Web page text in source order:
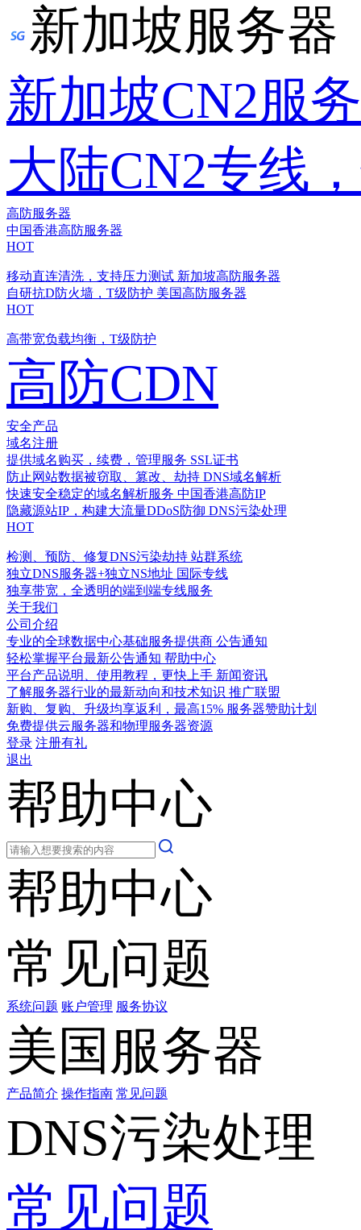
新加坡服务器
新加坡CN2服
大陆CN2专线
高防服务器
中国香港高防服务器
HOT
移动直连清洗，支持压力测试 新加坡高防服务器
自研抗D防火墙，T级防护 美国高防服务器
HOT
高带宽负载均衡，T级防护
高防CDN
安全产品
域名注册
提供域名购买，续费，管理服务 SSL证书
防止网站数据被窃取、篡改、劫持 DNS域名解析
快速安全稳定的域名解析服务 中国香港高防IP
隐藏源站IP，构建大流量DDoS防御 DNS污染处理
HOT
检测、预防、修复DNS污染劫持 站群系统
独立DNS服务器+独立NS地址 国际专线
独享带宽，全透明的端到端专线服务
关于我们
公司介绍
专业的全球数据中心基础服务提供商 公告通知
轻松掌握平台最新公告通知 帮助中心
平台产品说明、使用教程，更快上手 新闻资讯
了解服务器行业的最新动向和技术知识 推广联盟
新购、复购、升级均享返利，最高15% 服务器赞助计划
免费提供云服务器和物理服务器资源
登录 注册有礼
退出
帮助中心
帮助中心
常见问题
系统问题 账户管理 服务协议
美国服务器
产品简介 操作指南 常见问题
DNS污染处理
常见问题